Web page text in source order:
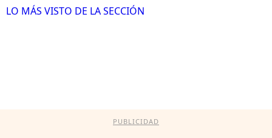
LO MÁS VISTO DE LA SECCIÓN
PUBLICIDAD